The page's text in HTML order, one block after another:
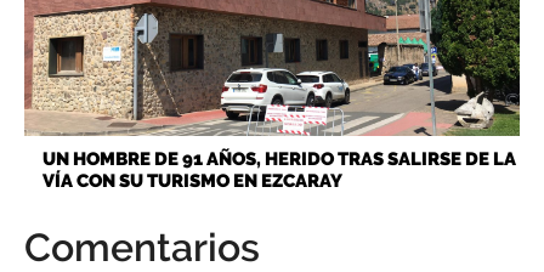
UN HOMBRE DE 91 AÑOS, HERIDO TRAS SALIRSE DE LA
VÍA CON SU TURISMO EN EZCARAY
Comentarios